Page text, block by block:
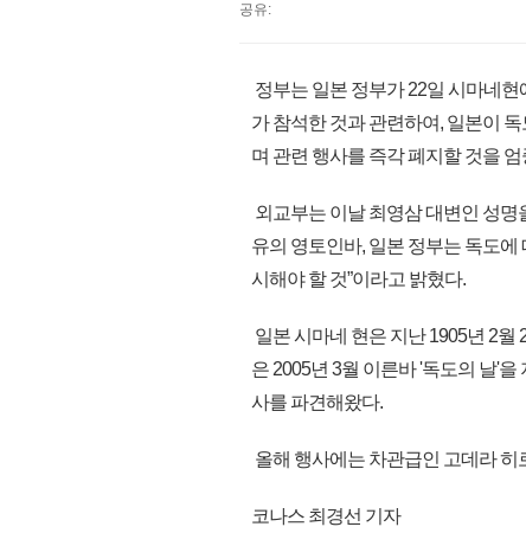
공유:
정부는 일본 정부가 22일 시마네
가 참석한 것과 관련하여, 일본이
며 관련 행사를 즉각 폐지할 것을
외교부는 이날 최영삼 대변인 성
유의 영토인바, 일본 정부는 독도
시해야 할 것”이라고 밝혔다.
일본 시마네 현은 지난 1905년 2
은 2005년 3월 이른바 '독도의 날'
사를 파견해왔다.
올해 행사에는 차관급인 고데라 히
코나스 최경선 기자